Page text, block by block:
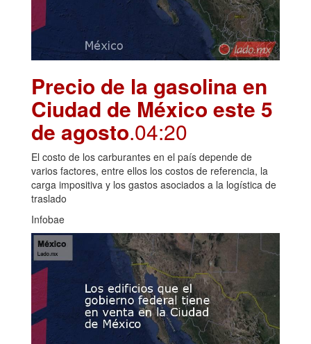
Precio de la gasolina en
Ciudad de México este 5
de agosto.04:20
El costo de los carburantes en el país depende de
varios factores, entre ellos los costos de referencia, la
carga impositiva y los gastos asociados a la logística de
traslado
Infobae